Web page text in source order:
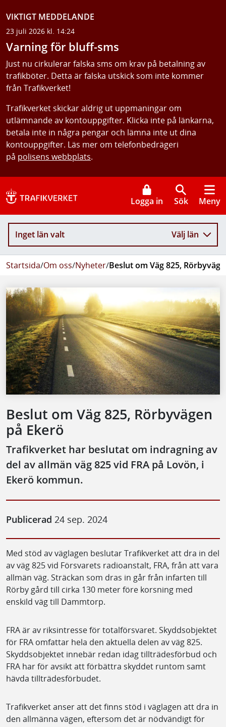
VIKTIGT MEDDELANDE
23 juli 2026 kl. 14:24
Varning för bluff-sms
Just nu cirkulerar falska sms om krav på betalning av
trafikböter. Detta är falska utskick som inte kommer
från Trafikverket!
Trafikverket skickar aldrig ut uppmaningar om
utlämnande av kontouppgifter. Klicka inte på länkarna,
betala inte in några pengar och lämna inte ut dina
kontouppgifter. Läs mer om telefonbedrägeri
på polisens webbplats.
Logga in Sök Meny
Inget län valt Välj län
Startsida/Om oss/Nyheter/Beslut om Väg 825,
Beslut om Väg 825, Rörbyvägen
på Ekerö
Trafikverket har beslutat om indragning av
del av allmän väg 825 vid FRA på Lovön, i
Ekerö kommun.
Publicerad 24 sep. 2024
Med stöd av väglagen beslutar Trafikverket att dra in del
av väg 825 vid Försvarets radioanstalt, FRA, från att vara
allmän väg. Sträckan som dras in går från infarten till
Rörby gård till cirka 130 meter före korsning med
enskild väg till Dammtorp.
FRA är av riksintresse för totalförsvaret. Skyddsobjektet
för FRA omfattar hela den aktuella delen av väg 825.
Skyddsobjektet innebär redan idag tillträdesförbud och
FRA har för avsikt att förbättra skyddet runtom samt
hävda tillträdesförbudet.
Trafikverket anser att det finns stöd i väglagen att dra in
den allmänna vägen, eftersom det är nödvändigt för